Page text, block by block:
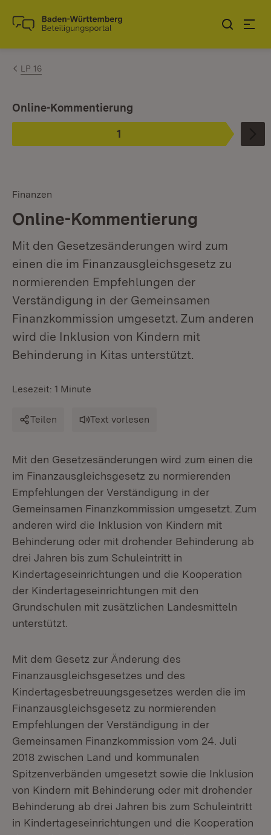
Zum Inhalt springen
Link zur Startseite
LP 16
Phase
1
:
Ist ausgewählt.
Online-Kommentierung
Finanzen
Online-Kommentierung
Mit den Gesetzesänderungen wird zum
einen die im Finanzausgleichsgesetz zu
normierenden Empfehlungen der
Verständigung in der Gemeinsamen
Finanzkommission umgesetzt. Zum anderen
wird die Inklusion von Kindern mit
Behinderung in Kitas unterstützt.
Lesezeit: 1 Minute
Teilen Text vorlesen
Mit den Gesetzesänderungen wird zum einen die
im Finanzausgleichsgesetz zu normierenden
Empfehlungen der Verständigung in der
Gemeinsamen Finanzkommission umgesetzt. Zum
anderen wird die Inklusion von Kindern mit
Behinderung oder mit drohender Behinderung ab
drei Jahren bis zum Schuleintritt in
Kindertageseinrichtungen und die Kooperation
der Kindertageseinrichtungen mit den
Grundschulen mit zusätzlichen Landesmitteln
unterstützt.
Mit dem Gesetz zur Änderung des
Finanzausgleichsgesetzes und des
Kindertagesbetreuungsgesetzes werden die im
Finanzausgleichsgesetz zu normierenden
Empfehlungen der Verständigung in der
Gemeinsamen Finanzkommission vom 24. Juli
2018 zwischen Land und kommunalen
Spitzenverbänden umgesetzt sowie die Inklusion
von Kindern mit Behinderung oder mit drohender
Behinderung ab drei Jahren bis zum Schuleintritt
in Kindertageseinrichtungen und die Kooperation